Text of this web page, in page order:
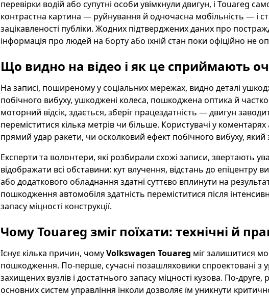
перевірки водій або супутні особи увімкнули двигун, і Touareg
контрастна картина — руйнування й одночасна мобільність — і
зацікавленості публіки. Жодних підтверджених даних про
інформація про людей на борту або їхній стан поки офіційно не
Що видно на відео і як це сприймають
На записі, поширеному у соціальних мережах, видно деталі
побічного вибуху, ушкоджені колеса, пошкоджена оптика й
моторний відсік, здається, зберіг працездатність — двигун
переміститися кілька метрів чи більше. Користувачі у
прямий удар ракети, чи осколковий ефект побічного вибуху,
Експерти та волонтери, які розбирали схожі записи, звертають
відображати всі обставини: кут влучення, відстань до епіцентру
або додаткового обладнання здатні суттєво вплинути на
пошкодження автомобіля здатність переміститися після
запасу міцності конструкції.
Чому Touareg зміг поїхати: технічні й
Існує кілька причин, чомуVolkswagen Touareg міг залишитися
пошкодження. По-перше, сучасні позашляховики спроектовані з
захищених вузлів і достатнього запасу міцності кузова. По-
основних систем управління інколи дозволяє їм уникнути